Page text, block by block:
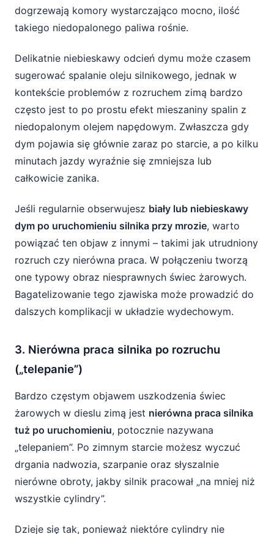
dogrzewają komory wystarczająco mocno, ilość
takiego niedopalonego paliwa rośnie.
Delikatnie niebieskawy odcień dymu może czasem
sugerować spalanie oleju silnikowego, jednak w
kontekście problemów z rozruchem zimą bardzo
często jest to po prostu efekt mieszaniny spalin z
niedopalonym olejem napędowym. Zwłaszcza gdy
dym pojawia się głównie zaraz po starcie, a po kilku
minutach jazdy wyraźnie się zmniejsza lub
całkowicie zanika.
Jeśli regularnie obserwujesz biały lub niebieskawy
dym po uruchomieniu silnika przy mrozie, warto
powiązać ten objaw z innymi – takimi jak utrudniony
rozruch czy nierówna praca. W połączeniu tworzą
one typowy obraz niesprawnych świec żarowych.
Bagatelizowanie tego zjawiska może prowadzić do
dalszych komplikacji w układzie wydechowym.
3. Nierówna praca silnika po rozruchu
(„telepanie”)
Bardzo częstym objawem uszkodzenia świec
żarowych w dieslu zimą jest nierówna praca silnika
tuż po uruchomieniu, potocznie nazywana
„telepaniem”. Po zimnym starcie możesz wyczuć
drgania nadwozia, szarpanie oraz słyszalnie
nierówne obroty, jakby silnik pracował „na mniej niż
wszystkie cylindry”.
Dzieje się tak, ponieważ niektóre cylindry nie